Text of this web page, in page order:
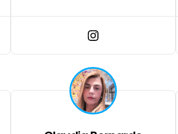
treinamentos. É movido por
parcerias com foco em resultados.